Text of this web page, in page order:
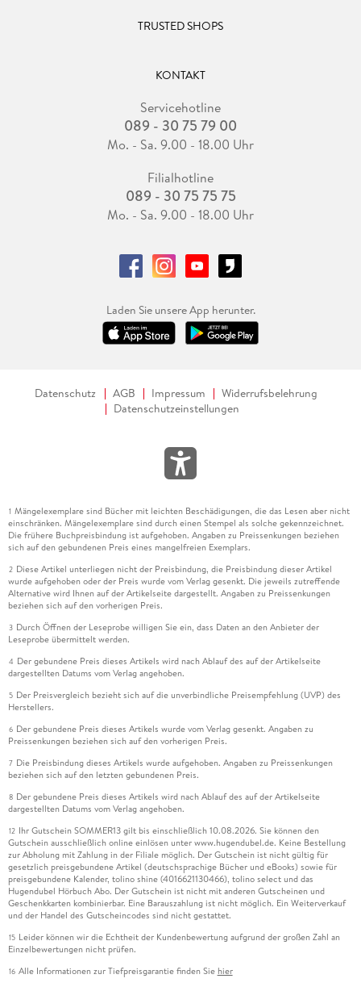
TRUSTED SHOPS
KONTAKT
Servicehotline
089 - 30 75 79 00
Mo. - Sa. 9.00 - 18.00 Uhr
Filialhotline
089 - 30 75 75 75
Mo. - Sa. 9.00 - 18.00 Uhr
Laden Sie unsere App herunter.
Datenschutz AGB Impressum
Widerrufsbelehrung
Datenschutzeinstellungen
1 Mängelexemplare sind Bücher mit leichten Beschädigungen, die das Lesen aber nicht
einschränken. Mängelexemplare sind durch einen Stempel als solche gekennzeichnet.
Die frühere Buchpreisbindung ist aufgehoben. Angaben zu Preissenkungen beziehen
sich auf den gebundenen Preis eines mangelfreien Exemplars.
2 Diese Artikel unterliegen nicht der Preisbindung, die Preisbindung dieser Artikel
wurde aufgehoben oder der Preis wurde vom Verlag gesenkt. Die jeweils zutreffende
Alternative wird Ihnen auf der Artikelseite dargestellt. Angaben zu Preissenkungen
beziehen sich auf den vorherigen Preis.
3 Durch Öffnen der Leseprobe willigen Sie ein, dass Daten an den Anbieter der
Leseprobe übermittelt werden.
4 Der gebundene Preis dieses Artikels wird nach Ablauf des auf der Artikelseite
dargestellten Datums vom Verlag angehoben.
5 Der Preisvergleich bezieht sich auf die unverbindliche Preisempfehlung (UVP) des
Herstellers.
6 Der gebundene Preis dieses Artikels wurde vom Verlag gesenkt. Angaben zu
Preissenkungen beziehen sich auf den vorherigen Preis.
7 Die Preisbindung dieses Artikels wurde aufgehoben. Angaben zu Preissenkungen
beziehen sich auf den letzten gebundenen Preis.
8 Der gebundene Preis dieses Artikels wird nach Ablauf des auf der Artikelseite
dargestellten Datums vom Verlag angehoben.
12 Ihr Gutschein SOMMER13 gilt bis einschließlich 10.08.2026. Sie können den
Gutschein ausschließlich online einlösen unter www.hugendubel.de. Keine Bestellung
zur Abholung mit Zahlung in der Filiale möglich. Der Gutschein ist nicht gültig für
gesetzlich preisgebundene Artikel (deutschsprachige Bücher und eBooks) sowie für
preisgebundene Kalender, tolino shine (4016621130466), tolino select und das
Hugendubel Hörbuch Abo. Der Gutschein ist nicht mit anderen Gutscheinen und
Geschenkkarten kombinierbar. Eine Barauszahlung ist nicht möglich. Ein Weiterverkauf
und der Handel des Gutscheincodes sind nicht gestattet.
15 Leider können wir die Echtheit der Kundenbewertung aufgrund der großen Zahl an
Einzelbewertungen nicht prüfen.
16 Alle Informationen zur Tiefpreisgarantie finden Sie hier